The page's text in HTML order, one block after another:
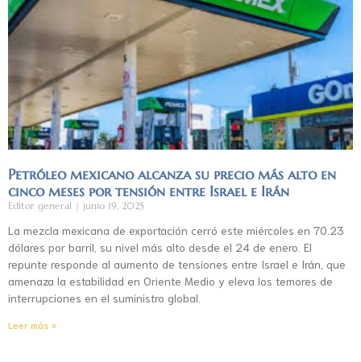
Petróleo mexicano alcanza su precio más alto en
cinco meses por tensión entre Israel e Irán
Editor general junio 19, 2025
La mezcla mexicana de exportación cerró este miércoles en 70.23
dólares por barril, su nivel más alto desde el 24 de enero. El
repunte responde al aumento de tensiones entre Israel e Irán, que
amenaza la estabilidad en Oriente Medio y eleva los temores de
interrupciones en el suministro global.
Leer más »